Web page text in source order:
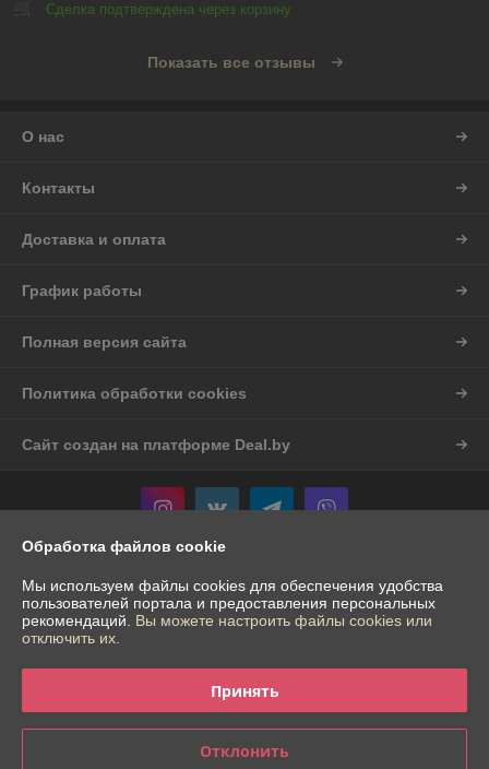
Сделка подтверждена через корзину
Показать все отзывы
О нас
Контакты
Доставка и оплата
График работы
Полная версия сайта
Политика обработки cookies
Сайт создан на платформе Deal.by
Информация для покупателя
Индивидуальный предприниматель:ИП Шостак Александр Андреевич
Гродненская обл. д.Богуславово д.16
Регистрационный номер ЕГР: 591874676
Регистрационный орган: Щучинский исполком
Обработка файлов cookie
Мы используем файлы cookies для обеспечения удобства
пользователей портала и предоставления персональных
рекомендаций. Вы можете настроить файлы cookies или
отключить их.
Принять
Отклонить